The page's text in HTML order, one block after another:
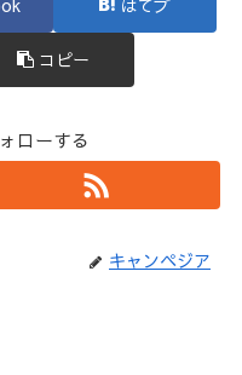
コピー
ローする
キャンペジア